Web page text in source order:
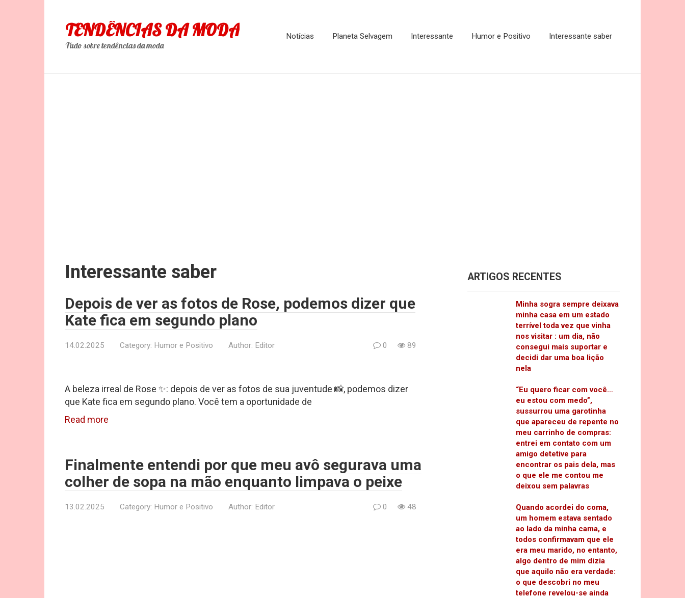
TENDÊNCIAS DA MODA
Tudo sobre tendências da moda
Notícias Planeta Selvagem Interessante Humor e Positivo Interessante saber
Interessante saber
Depois de ver as fotos de Rose, podemos dizer que
Kate fica em segundo plano
14.02.2025 Category: Humor e Positivo Author: Editor 0 89
A beleza irreal de Rose ✨: depois de ver as fotos de sua juventude 📸, podemos dizer
que Kate fica em segundo plano. Você tem a oportunidade de
Read more
Finalmente entendi por que meu avô segurava uma
colher de sopa na mão enquanto limpava o peixe
13.02.2025 Category: Humor e Positivo Author: Editor 0 48
ARTIGOS RECENTES
Minha sogra sempre deixava
minha casa em um estado
terrível toda vez que vinha
nos visitar : um dia, não
consegui mais suportar e
decidi dar uma boa lição
nela
“Eu quero ficar com você…
eu estou com medo”,
sussurrou uma garotinha
que apareceu de repente no
meu carrinho de compras:
entrei em contato com um
amigo detetive para
encontrar os pais dela, mas
o que ele me contou me
deixou sem palavras
Quando acordei do coma,
um homem estava sentado
ao lado da minha cama, e
todos confirmavam que ele
era meu marido, no entanto,
algo dentro de mim dizia
que aquilo não era verdade:
o que descobri no meu
telefone revelou-se ainda